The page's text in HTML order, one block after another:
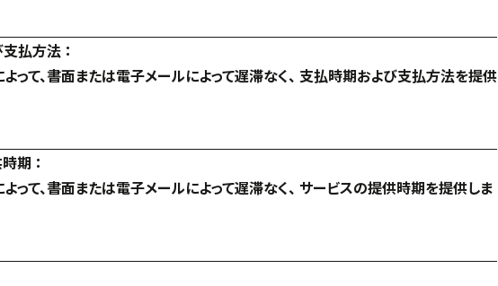
払方法 ：
って、書面または電子メールによって遅滞なく、 支払時期および支払方法を提供
期 ：
って、書面または電子メールによって遅滞なく、 サービスの提供時期を提供しま